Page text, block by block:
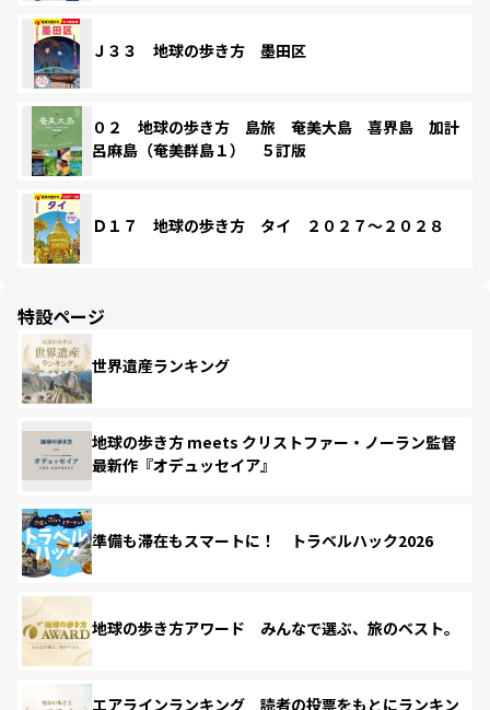
Ｊ３３ 地球の歩き方 墨田区
０２ 地球の歩き方 島旅 奄美大島 喜界島 加計
呂麻島（奄美群島１） ５訂版
Ｄ１７ 地球の歩き方 タイ ２０２７～２０２８
特設ページ
世界遺産ランキング
地球の歩き方 meets クリストファー・ノーラン監督
最新作『オデュッセイア』
準備も滞在もスマートに！ トラベルハック2026
地球の歩き方アワード みんなで選ぶ、旅のベスト。
エアラインランキング 読者の投票をもとにランキン